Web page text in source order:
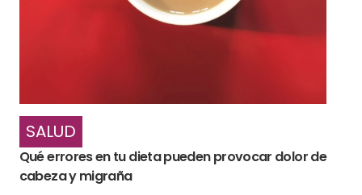
SALUD
Qué errores en tu dieta pueden provocar dolor de
cabeza y migraña